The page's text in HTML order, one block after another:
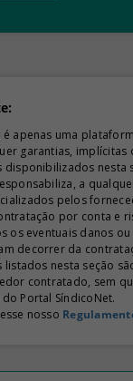
apenas uma
garantias, implícitas
nesta
a
pelos
por conta e
os eventuais danos
decorrer da
listados nesta seção
contratado, sem
Portal SíndicoNet.
nosso